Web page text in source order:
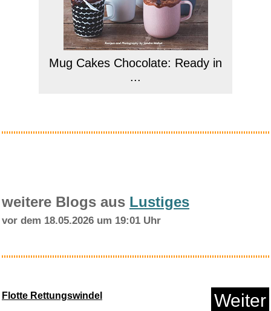
Mug Cakes Chocolate: Ready in
...
weitere Blogs aus Lustiges
vor dem 18.05.2026 um 19:01 Uhr
Flotte Rettungswindel Weiter